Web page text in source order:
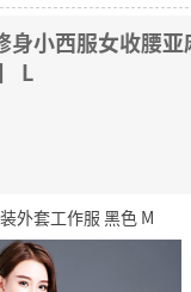
身小西服女收腰
L
外套工作服 黑色 M